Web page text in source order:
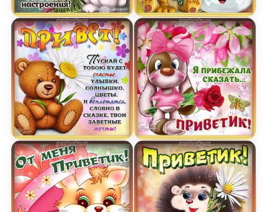
Картинка приветик желаю тебе отличного
Картинка привет пускай с тобою будет счастье
Открытка утренний
Открытка я прибежала